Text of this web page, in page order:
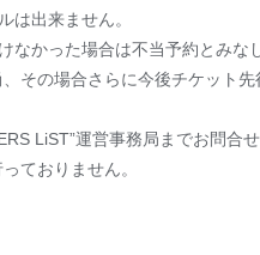
は出来ません。
なかった場合は不当予約とみ
その場合さらに今後チケット
LiST”運営事務局までお問合せ
ておりません。